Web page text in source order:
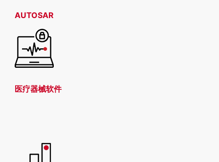
AUTOSAR
医疗器械软件